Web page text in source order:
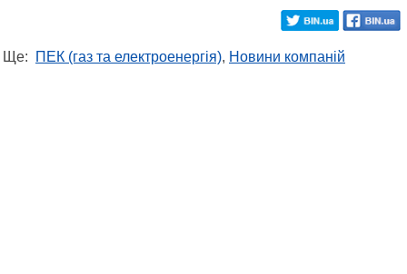
Ще: ПЕК (газ та електроенергія), Новини компаній